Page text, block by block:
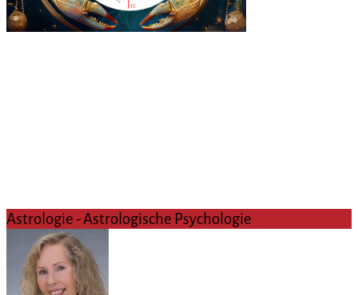
Astrologie - Astrologische Psychologie